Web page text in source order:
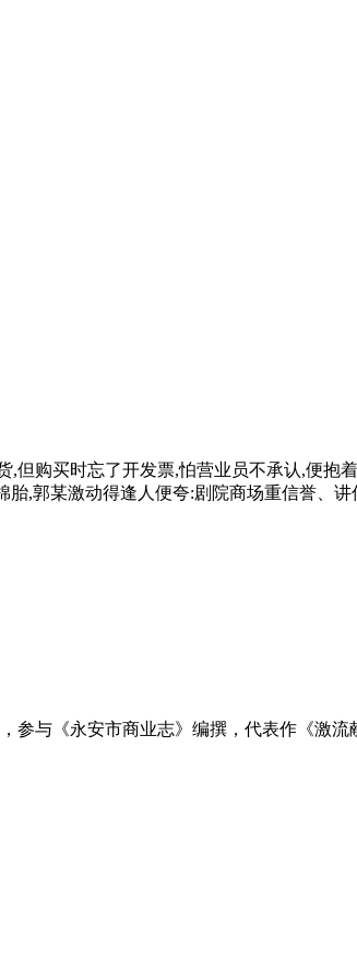
但购买时忘了开发票,怕营业员不承认,便抱
,郭某激动得逢人便夸:剧院商场重信誉、讲
参与《永安市商业志》编撰，代表作《激流